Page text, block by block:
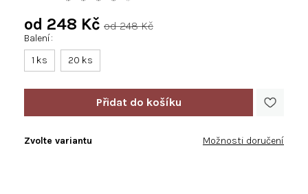
Balení
1 ks
20 ks
od 248 Kč
od 248 Kč
cena:
Zvolte variantu Možnosti doručení
hvězdiček.